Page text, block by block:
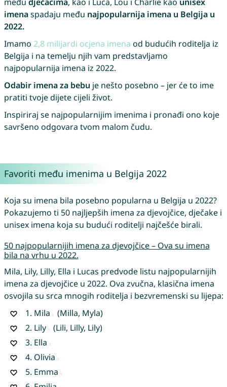
imenaspadaju među najpopularnija imena u Belgija u
2022.
Imamo 2,8 milijardi ocjena imena od budućih roditelja iz
Belgija i na temelju njih vam predstavljamo
najpopularnija imena iz 2022.
Odabir imena za bebu je nešto posebno – jer će to ime
pratiti tvoje dijete cijeli život.
Inspiriraj se najpopularnijim imenima i pronađi ono koje
savršeno odgovara tvom malom čudu.
Favoriti među imenima u Belgija 2022
Koja su imena bila posebno popularna u Belgija u 2022?
Pokazujemo ti 50 najljepših imena za djevojčice, dječake i
unisex imena koja su budući roditelji najčešće birali.
50 najpopularnijih imena za djevojčice – Ova su imena
bila na vrhu u 2022.
Mila, Lily, Lilly, Ella i Lucas predvode listu najpopularnijih
imena za djevojčice u 2022. Ova zvučna, klasična imena
osvojila su srca mnogih roditelja i bezvremenski su lijepa:
1. Mila
(Milla, Myla)
2. Lily
(Lili, Lilly, Lily)
3. Ella
4. Olivia
5. Emma